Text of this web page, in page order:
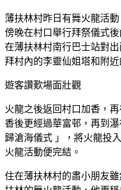
薄扶林村昨日有舞火龍活
傍晚在村口舉行拜祭儀式
在薄扶林村南行巴士站對
拜村內的李靈仙姐塔和附近
遊客讚歎場面壯觀
火龍之後返回村口加香，
香後更經過華富邨，再到
歸滄海儀式 」，將火龍投
火龍活動便完結。
住在薄扶林村的肅小朋友